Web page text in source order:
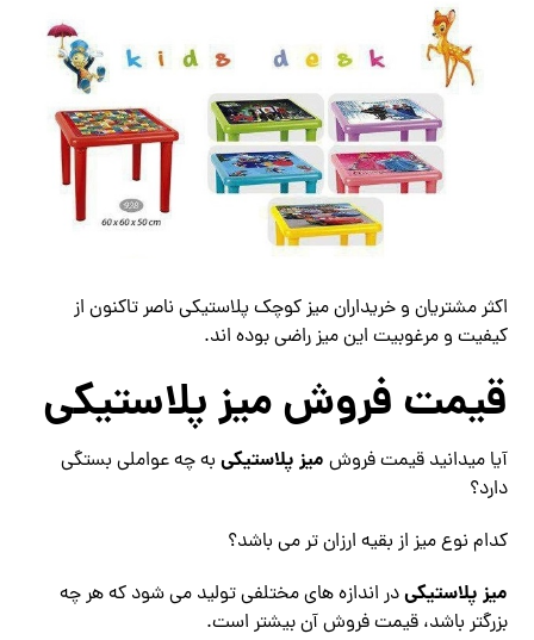
اکثر مشتریان و خریداران میز کوچک پلاستیکی ناصر تاکنون از
کیفیت و مرغوبیت این میز راضی بوده اند.
قیمت فروش میز پلاستیکی
آیا میدانید قیمت فروش میز پلاستیکی به چه عواملی بستگی
دارد؟
کدام نوع میز از بقیه ارزان تر می باشد؟
میز پلاستیکیدر اندازه های مختلفی تولید می شود که هر چه
بزرگتر باشد، قیمت فروش آن بیشتر است.